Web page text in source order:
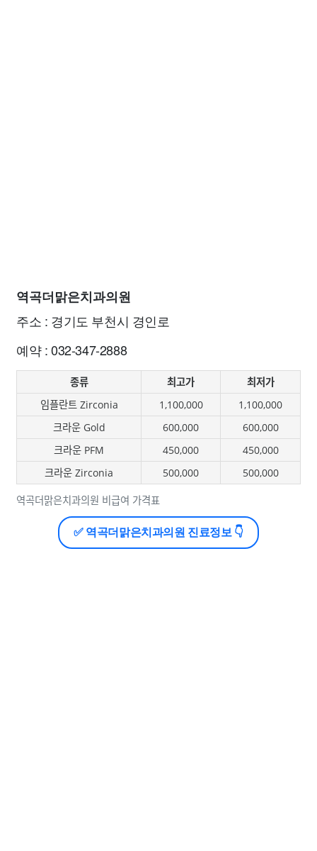
역곡더맑은치과의원
주소 : 경기도 부천시 경인로
예약 : 032-347-2888
역곡더맑은치과의원 비급여 가격표
종류 최고가
최저가
임플란트 Zirconia
1,100,000
1,100,000
크라운 Gold
600,000
600,000
크라운 PFM
450,000
450,000
크라운 Zirconia
500,000 500,000
✅ 역곡더맑은치과의원 진료정보 👇